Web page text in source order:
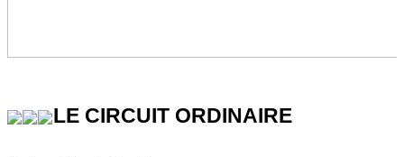
LE CIRCUIT ORDINAIRE